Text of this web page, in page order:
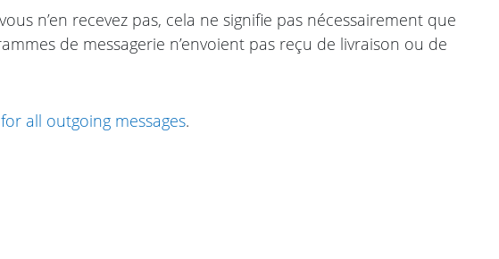
n’en recevez pas, cela ne signifie pas nécessairement que
de messagerie n’envoient pas reçu de livraison ou de
all outgoing messages.